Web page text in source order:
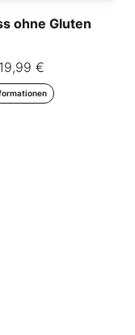
ohne Gluten
19,99 €